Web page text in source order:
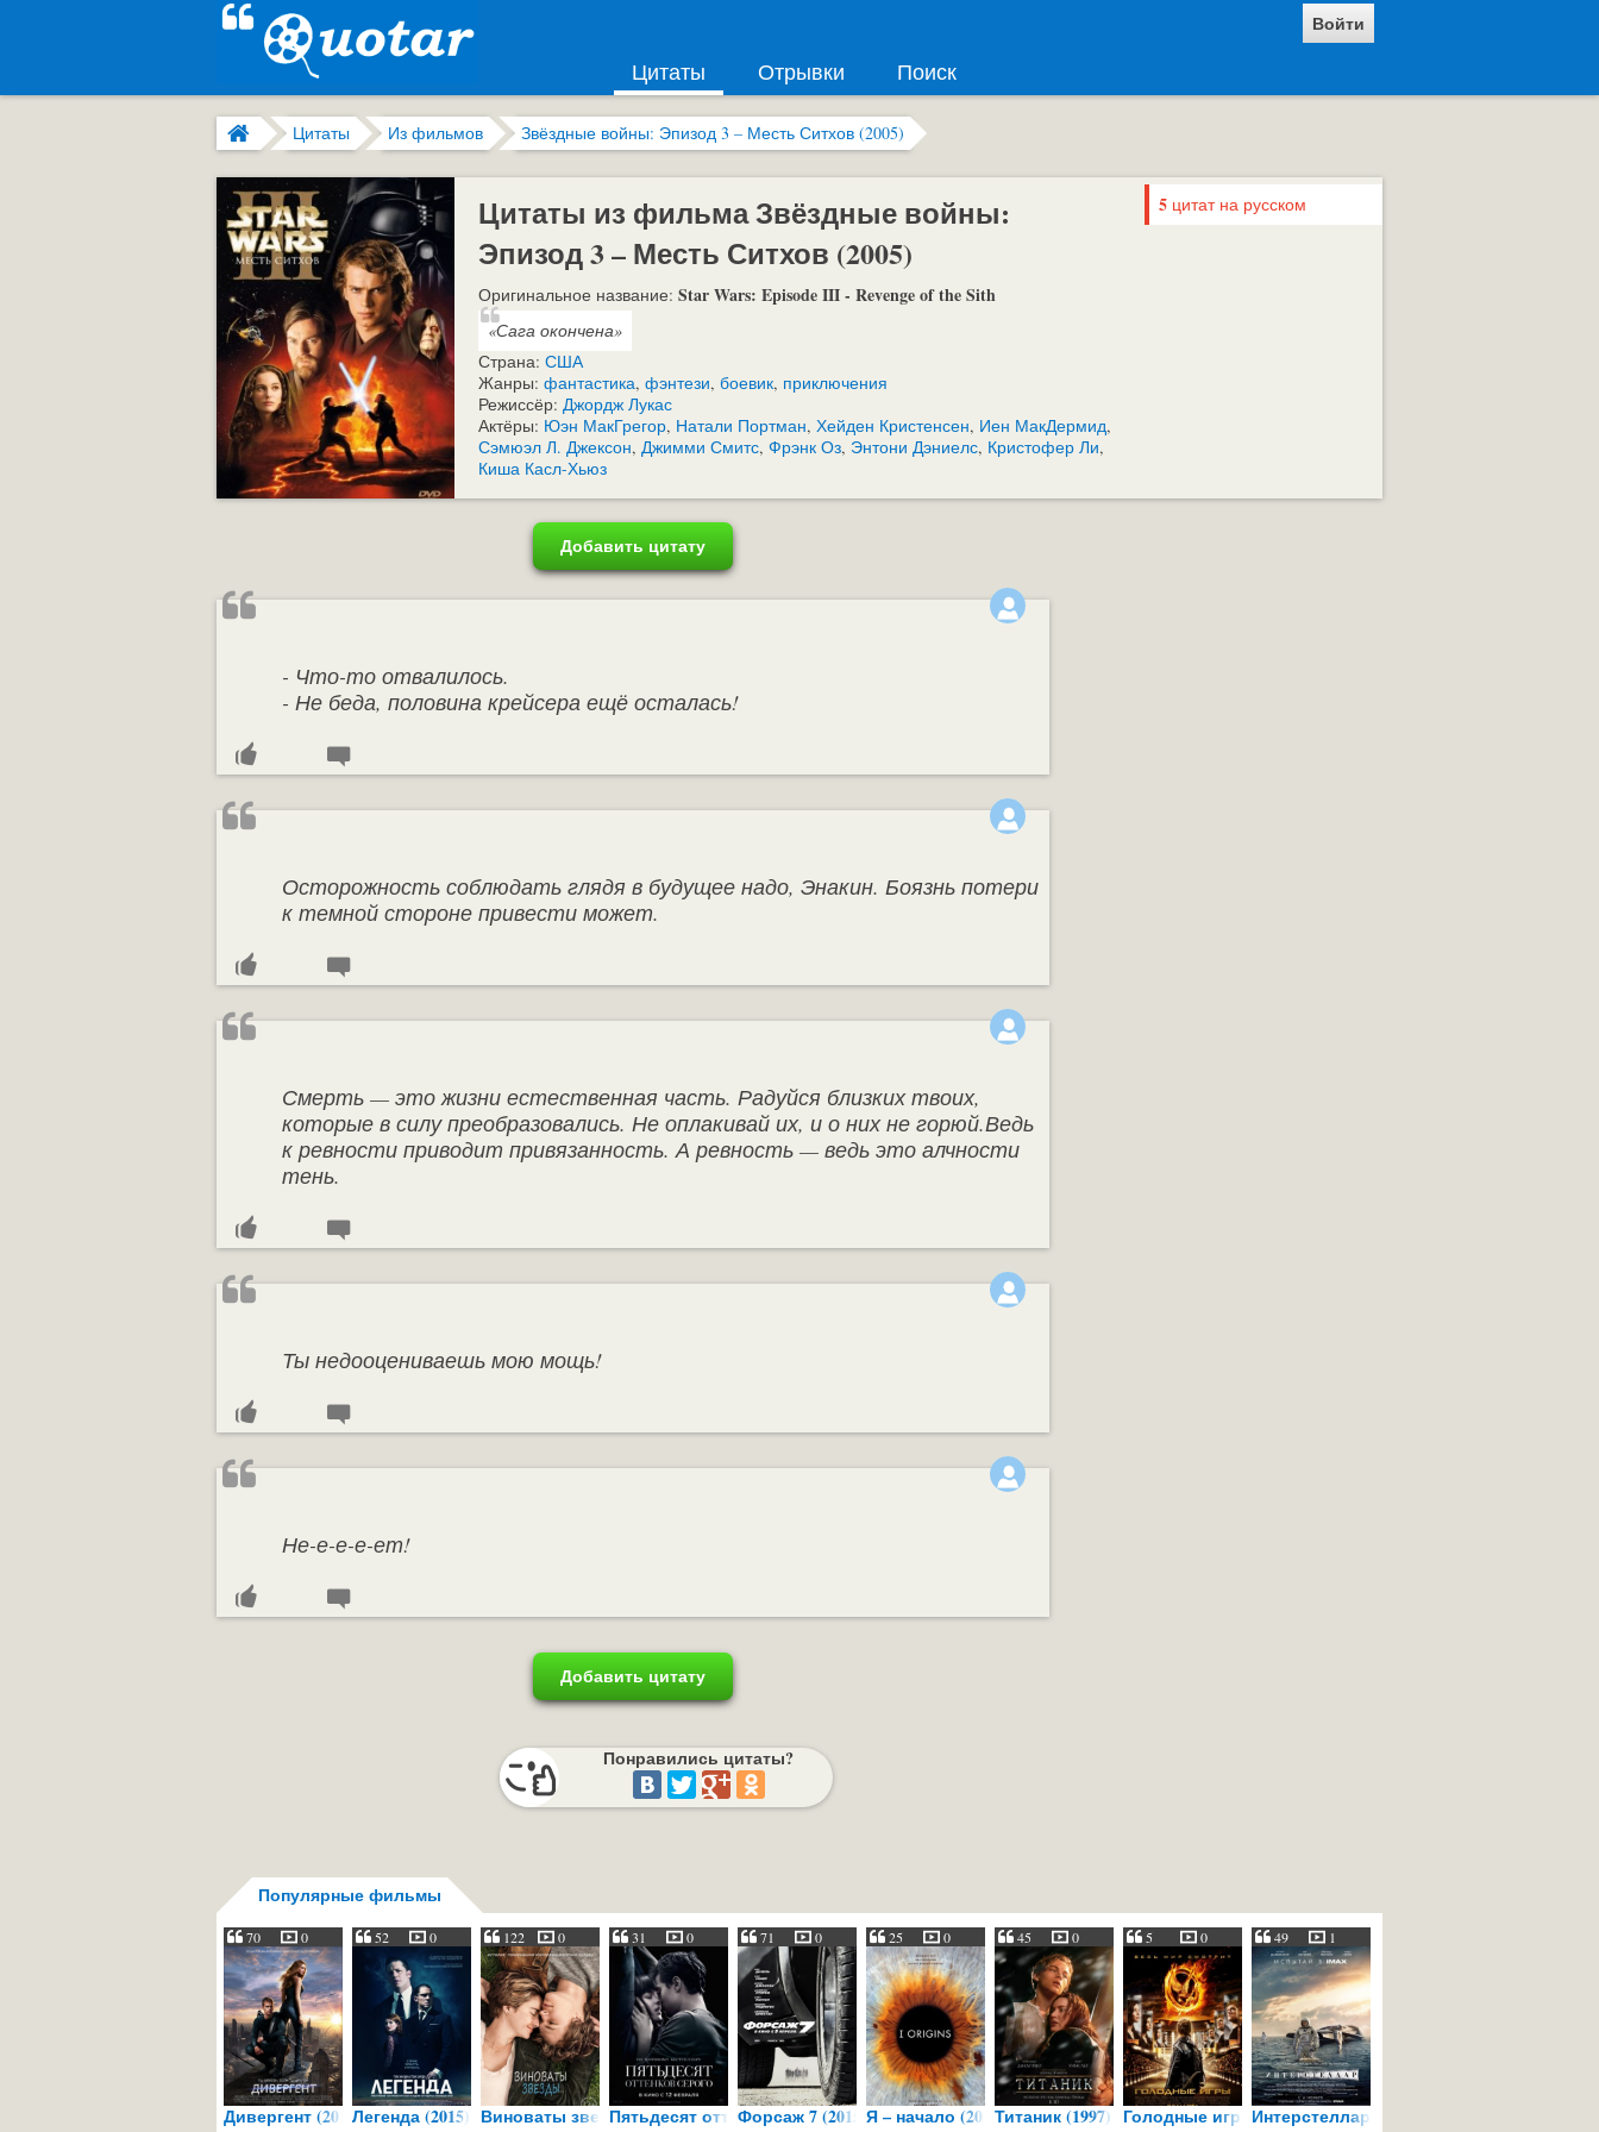
Войти
Цитаты Отрывки Поиск
Цитаты Из фильмов Звёздные войны: Эпизод 3 – Месть Ситхов (2005)
Цитаты из фильма Звёздные войны:
Эпизод 3 – Месть Ситхов (2005)
Оригинальное название: Star Wars: Episode III - Revenge of the Sith
«Сага окончена»
Страна: США
Жанры: фантастика, фэнтези, боевик, приключения
Режиссёр: Джордж Лукас
Актёры: Юэн МакГрегор, Натали Портман, Хейден Кристенсен, Иен МакДермид,
Сэмюэл Л. Джексон, Джимми Смитс, Фрэнк Оз, Энтони Дэниелс, Кристофер Ли,
Киша Касл-Хьюз
5 цитат на русском
Добавить цитату
- Что-то отвалилось.
- Не беда, половина крейсера ещё осталась!
Осторожность соблюдать глядя в будущее надо, Энакин. Боязнь потери
к темной стороне привести может.
Смерть — это жизни естественная часть. Радуйся близких твоих,
которые в силу преобразовались. Не оплакивай их, и о них не горюй.Ведь
к ревности приводит привязанность. А ревность — ведь это алчности
тень.
Ты недооцениваешь мою мощь!
Не-е-е-е-ет!
Добавить цитату
Понравились цитаты?
Популярные фильмы
70 0
Дивергент (2014)
52 0
Легенда (2015)
122 0
Виноваты звезды (2014)
31 0
Пятьдесят оттенков серого
71 0
Форсаж 7 (2015)
25 0
Я – начало (2014)
45 0
Титаник (1997)
5 0
Голодные игры (2012)
49 1
Интерстеллар (2014)